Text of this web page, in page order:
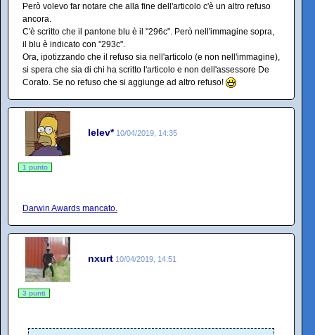
Però volevo far notare che alla fine dell'articolo c'è un altro refuso
ancora.
C'è scritto che il pantone blu è il "296c". Però nell'immagine sopra,
il blu è indicato con "293c".
Ora, ipotizzando che il refuso sia nell'articolo (e non nell'immagine),
si spera che sia di chi ha scritto l'articolo e non dell'assessore De
Corato. Se no refuso che si aggiunge ad altro refuso!
lelev* 10/04/2019, 14:35
1 punto
Darwin Awards mancato.
nxurt 10/04/2019, 14:51
3 punti